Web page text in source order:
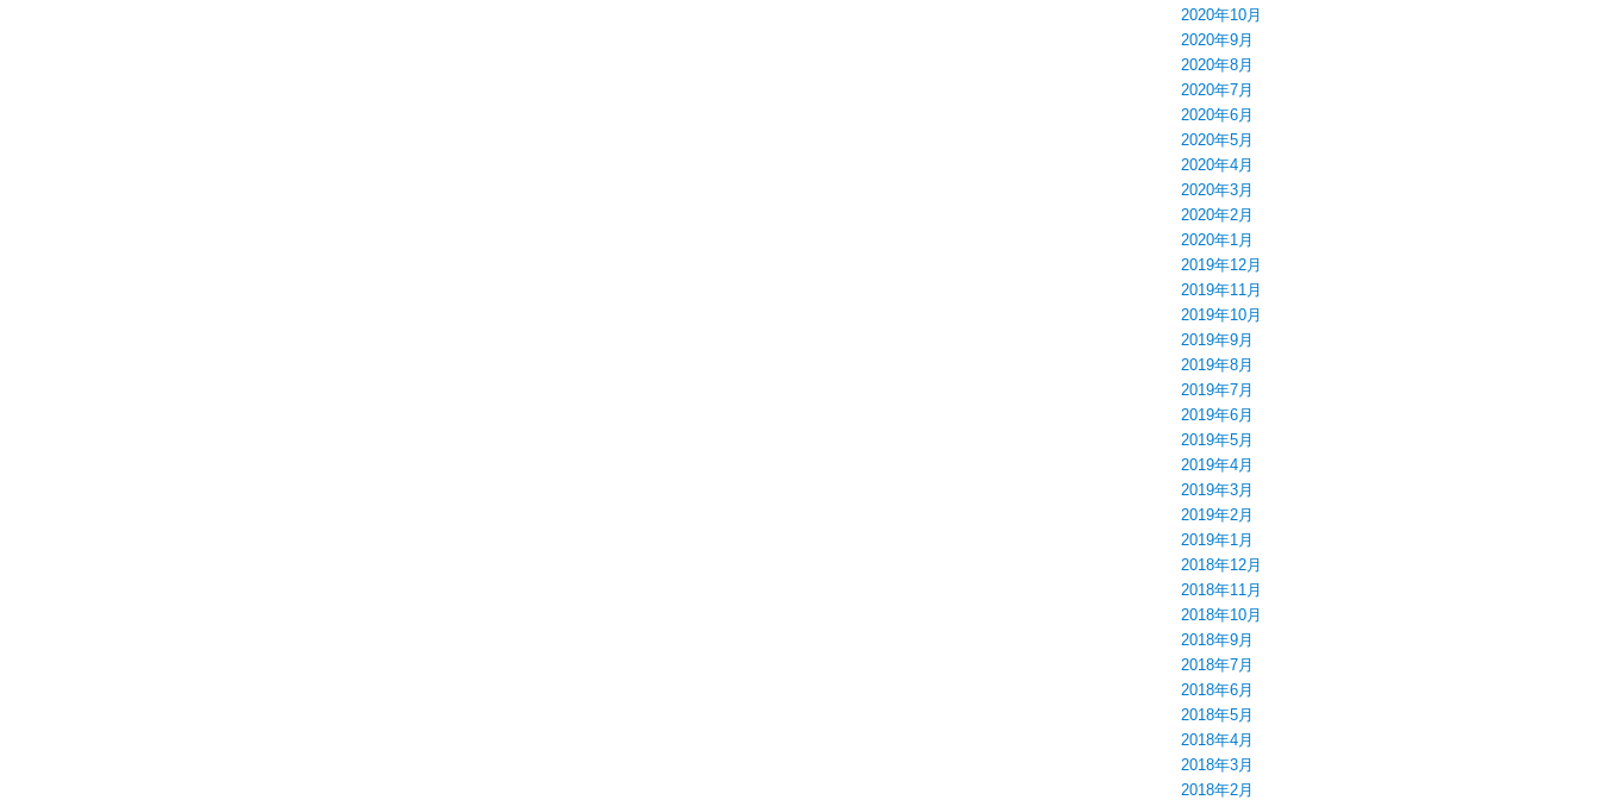
2020年10月
2020年9月
2020年8月
2020年7月
2020年6月
2020年5月
2020年4月
2020年3月
2020年2月
2020年1月
2019年12月
2019年11月
2019年10月
2019年9月
2019年8月
2019年7月
2019年6月
2019年5月
2019年4月
2019年3月
2019年2月
2019年1月
2018年12月
2018年11月
2018年10月
2018年9月
2018年7月
2018年6月
2018年5月
2018年4月
2018年3月
2018年2月